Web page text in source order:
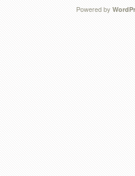
Powered by